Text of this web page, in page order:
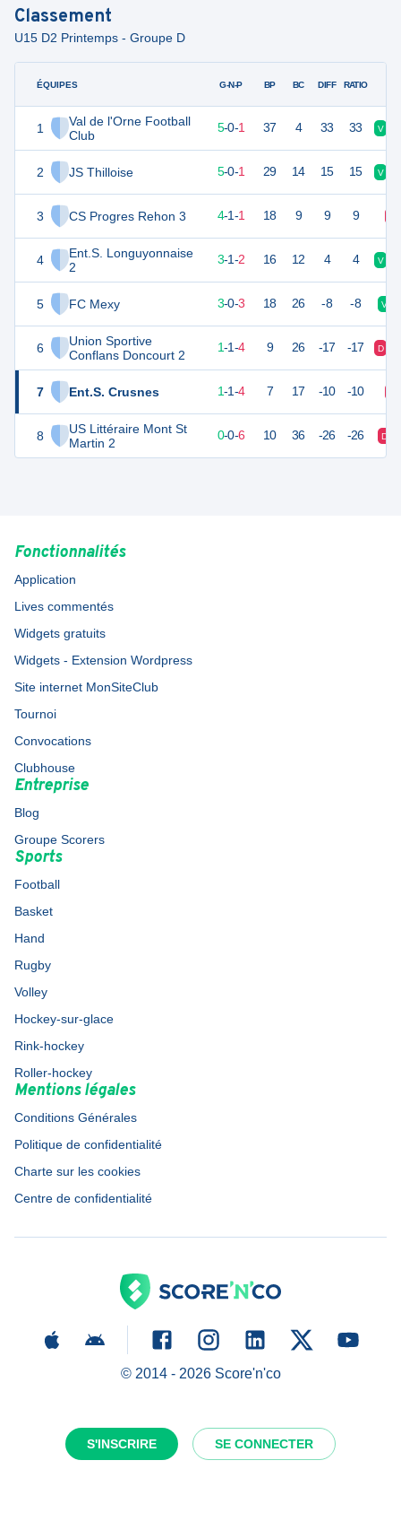
S'INSCRIRE SE CONNECTER
Classement
U15 D2 Printemps - Groupe D
ÉQUIPES
1
Val de l'Orne Football
Club
2 JS Thilloise
3 CS Progres Rehon 3
4
Ent.S. Longuyonnaise
2
5 FC Mexy
6
Union Sportive
Conflans Doncourt 2
7 Ent.S. Crusnes
8
US Littéraire Mont St
Martin 2
G-N-P BP BC DIFF RATIO
15 6 5-0-1 37 4 33 33 V
5-0-1 29 14 15 15 V
13 4-1-1 18 9 9 9
10 6 3-1-2 16 12 4 4 V
3-0-3 18 26 -8 -8 V
1-1-4 9 26 -17 -17 D
1-1-4 7 17 -10 -10
-1 0-0-6 10 36 -26 -26 D
Fonctionnalités
Application
Lives commentés
Widgets gratuits
Widgets - Extension Wordpress
Site internet MonSiteClub
Tournoi
Convocations
Clubhouse
Entreprise
Blog
Groupe Scorers
Sports
Football
Basket
Hand
Rugby
Volley
Hockey-sur-glace
Rink-hockey
Roller-hockey
Mentions légales
Conditions Générales
Politique de confidentialité
Charte sur les cookies
Centre de confidentialité
© 2014 - 2026Score'n'co